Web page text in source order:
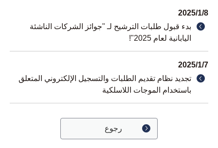
2025/1/8
بدء قبول طلبات الترشيح لـ "جوائز الشركات الناشئة
اليابانية لعام 2025"!
2025/1/7
تجديد نظام تقديم الطلبات والتسجيل الإلكتروني المتعلق
باستخدام الموجات اللاسلكية
رجوع